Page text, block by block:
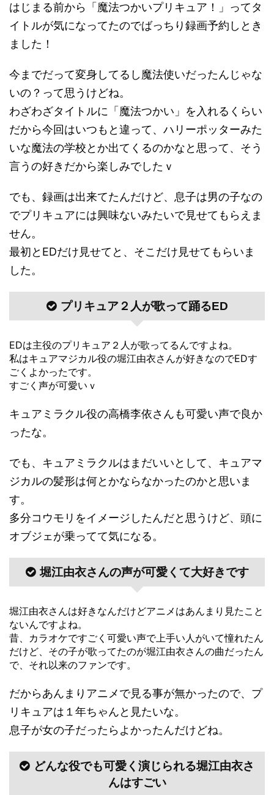
はじまる前から「魔法つかいプリキュア！」ってタ
イトルが気になってたのでばっちり録画予約しとき
ました！
今までだって変身してるし魔法使いだったんじゃな
いの？って思うけどね。
わざわざタイトルに「魔法つかい」を入れるくらい
だから今回はいつもと違って、ハリーポッターみた
いな魔法の学校とか出てくるのかなと思って、そう
言うの好きだから楽しみでしたｖ
でも、録画は出来てたんだけど、息子は男の子なの
でプリキュアには興味ないみたいで見せてもらえま
せん。
最初とEDだけ見せてと、そこだけ見せてもらいま
した。
プリキュア２人が歌って踊るED
EDは主役のプリキュア２人が歌ってるんですよね。
私はキュアマジカル役の堀江由衣さんが好きなのでEDす
ごくよかったです。
すごく声が可愛いｖ
キュアミラクル役の高橋李依さんも可愛い声で良か
ったな。
でも、キュアミラクルはまだいいとして、キュアマ
ジカルの髪形は何とかならなかったのかと思いま
す。
多分コウモリをイメージしたんだと思うけど、頭に
オブジェが乗ってて気になる。
堀江由衣さんの声が可愛くて大好きです
堀江由衣さんは好きなんだけどアニメはあんまり見たこと
ないんですよね。
昔、カラオケですごく可愛い声で上手い人がいて憧れたん
だけど、その子が歌ってたのが堀江由衣さんの曲だったん
で、それ以来のファンです。
だからあんまりアニメで見る事が無かったので、プ
リキュアは１年ちゃんと見たいな。
息子が女の子だったらよかったんだけどね。
どんな役でも可愛く演じられる堀江由衣さ
んはすごい